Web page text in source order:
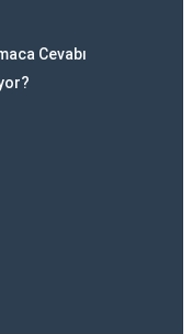
Cevabı